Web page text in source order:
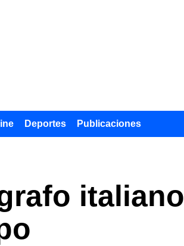
Deportes Publicaciones
italiano